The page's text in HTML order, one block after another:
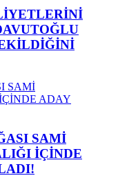
SAMİ
İÇİNDE